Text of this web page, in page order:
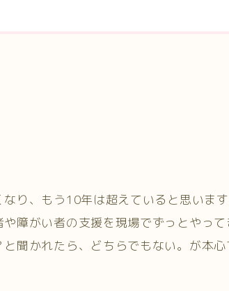
り、もう10年は超えていると思います
障がい者の支援を現場でずっとやって
聞かれたら、どちらでもない。が本心